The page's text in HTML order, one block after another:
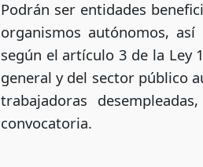
Podrán ser entidades
organismos autónomos,
según el artículo 3 de la Ley
general y del sector público
trabajadoras
convocatoria.